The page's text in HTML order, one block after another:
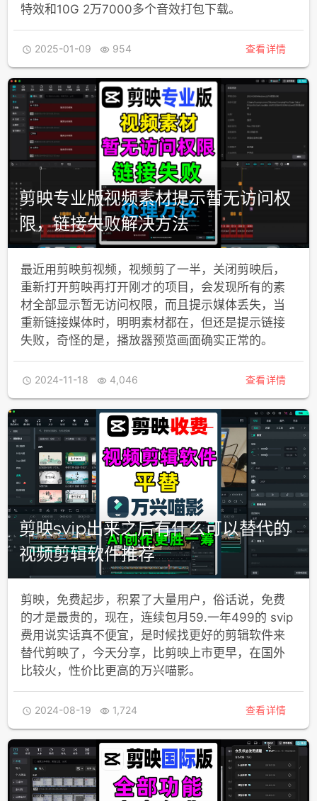
特效和10G 2万7000多个音效打包下载。
 2025-01-09  954 查看详情
剪映专业版视频素材提示暂无访问权
限，链接失败解决方法
最近用剪映剪视频，视频剪了一半，关闭剪映后，
重新打开剪映再打开刚才的项目，会发现所有的素
材全部显示暂无访问权限，而且提示媒体丢失，当
重新链接媒体时，明明素材都在，但还是提示链接
失败，奇怪的是，播放器预览画面确实正常的。
 2024-11-18  4,046 查看详情
剪映svip出来之后有什么可以替代的
视频剪辑软件推荐
剪映，免费起步，积累了大量用户，俗话说，免费
的才是最贵的，现在，连续包月59.一年499的 svip
费用说实话真不便宜，是时候找更好的剪辑软件来
替代剪映了，今天分享，比剪映上市更早，在国外
比较火，性价比更高的万兴喵影。
 2024-08-19  1,724 查看详情